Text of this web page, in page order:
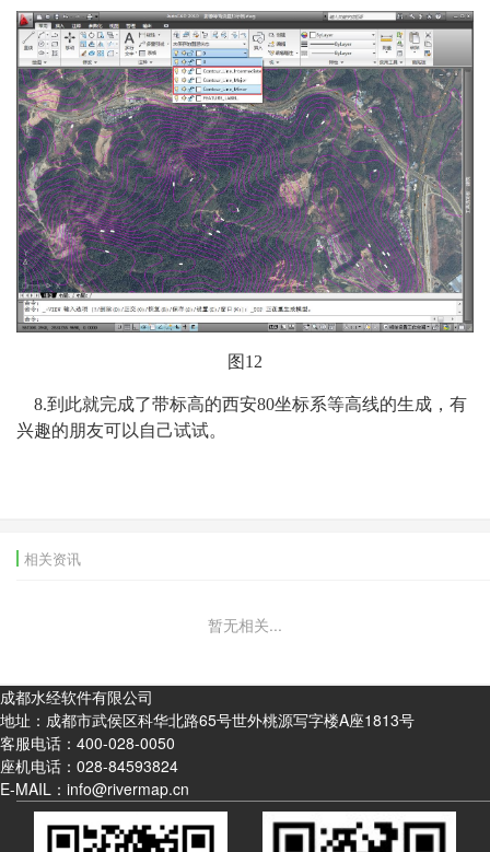
图12
8.到此就完成了带标高的西安80坐标系等高线的生成，有
兴趣的朋友可以自己试试。
相关资讯
暂无相关...
成都水经软件有限公司
地址：成都市武侯区科华北路65号世外桃源写字楼A座1813号
客服电话： 400-028-0050
座机电话： 028-84593824
E-MAIL：info@rivermap.cn